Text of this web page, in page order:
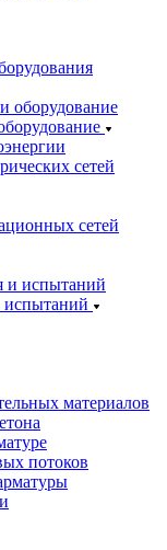
сетей
сетей
испытаний
материалов
потоков